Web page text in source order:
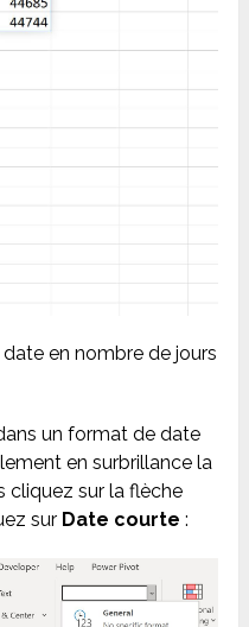
en nombre de jours
un format de date
en surbrillance la
cliquez sur la flèche
sur Date courte :